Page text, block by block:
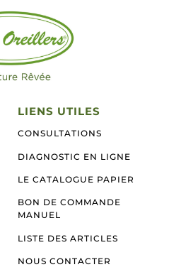
LIENS UTILES
CONSULTATIONS
DIAGNOSTIC EN LIGNE
LE CATALOGUE PAPIER
BON DE COMMANDE
MANUEL
LISTE DES ARTICLES
NOUS CONTACTER